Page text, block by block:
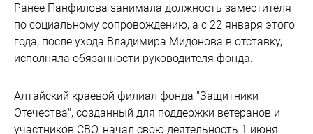
Ранее Панфилова занимала должность заместителя
по социальному сопровождению, а с 22 января этого
года, после ухода Владимира Мидонова в отставку,
исполняла обязанности руководителя фонда.
Алтайский краевой филиал фонда "Защитники
Отечества", созданный для поддержки ветеранов и
участников СВО, начал свою деятельность 1 июня